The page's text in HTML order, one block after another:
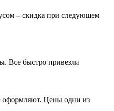
– скидка при следующем
Все быстро привезли
оформляют. Цены одни из